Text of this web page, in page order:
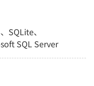
SQLite、
SQL Server